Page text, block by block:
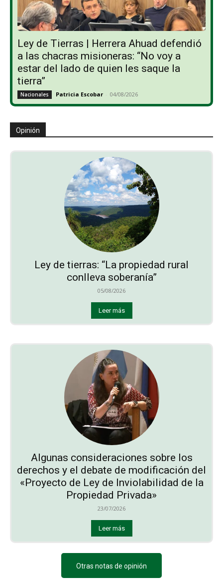
Ley de Tierras | Herrera Ahuad defendió
a las chacras misioneras: “No voy a
estar del lado de quien les saque la
tierra”
Nacionales Patricia Escobar - 04/08/2026
Opinión
Ley de tierras: “La propiedad rural
conlleva soberanía”
05/08/2026
Leer más
Algunas consideraciones sobre los
derechos y el debate de modificación del
«Proyecto de Ley de Inviolabilidad de la
Propiedad Privada»
23/07/2026
Leer más
Otras notas de opinión